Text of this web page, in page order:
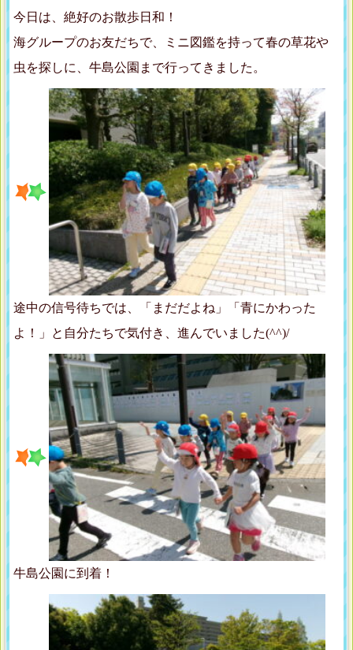
今日は、絶好のお散歩日和！
海グループのお友だちで、ミニ図鑑を持って春の草花や
虫を探しに、牛島公園まで行ってきました。
途中の信号待ちでは、「まだだよね」「青にかわった
よ！」と自分たちで気付き、進んでいました(^^)/
牛島公園に到着！